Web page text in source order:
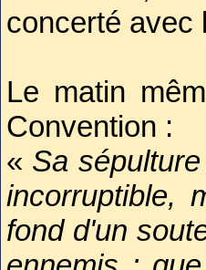
martyr ;
assassinat.
C'est le
commença la
l'ordonnateur.
repos élevé
concerté avec
Le matin
Convention :
« Sa
incorruptible,
fond d'un